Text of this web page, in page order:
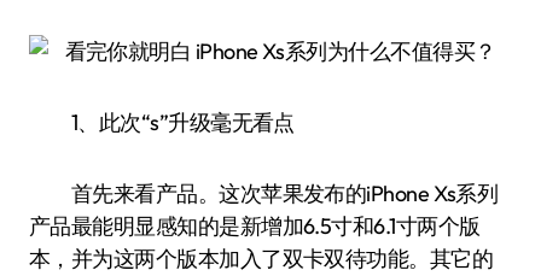
1、此次“s”升级毫无看点
首先来看产品。这次苹果发布的iPhone Xs系列
产品最能明显感知的是新增加6.5寸和6.1寸两个版
本，并为这两个版本加入了双卡双待功能。其它的